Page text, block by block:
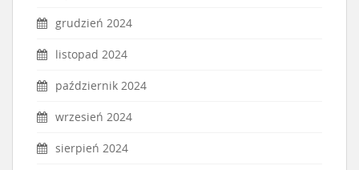
grudzień 2024
listopad 2024
październik 2024
wrzesień 2024
sierpień 2024